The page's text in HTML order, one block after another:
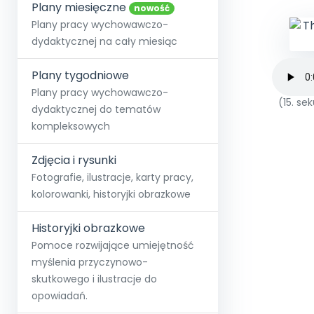
Społeczność
+48 12 631 04 10
kontakt@blizejprzedszkola.pl
O miesięczniku
Strona główna
O Akademii
Akademia
Poznaj pakiet MAX
Testuj przez 7 dni Pełen
Wszystkie projekty
Skontaktuj się
Dodaj wpis
Plany miesięczne nowość
Plany pracy wychowawczo-
dydaktycznej na cały miesiąc
Plany tygodniowe
Plany pracy wychowawczo-
dydaktycznej do tematów
kompleksowych
Zdjęcia i rysunki
Fotografie, ilustracje, karty pracy,
kolorowanki, historyjki obrazkowe
Historyjki obrazkowe
Pomoce rozwijające umiejętność
myślenia przyczynowo-
skutkowego i ilustracje do
opowiadań.
(15.